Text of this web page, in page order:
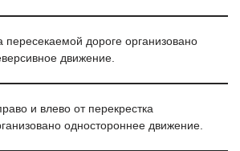
пересекаемой дороге организовано
движение.
и влево от перекрестка
одностороннее движение.